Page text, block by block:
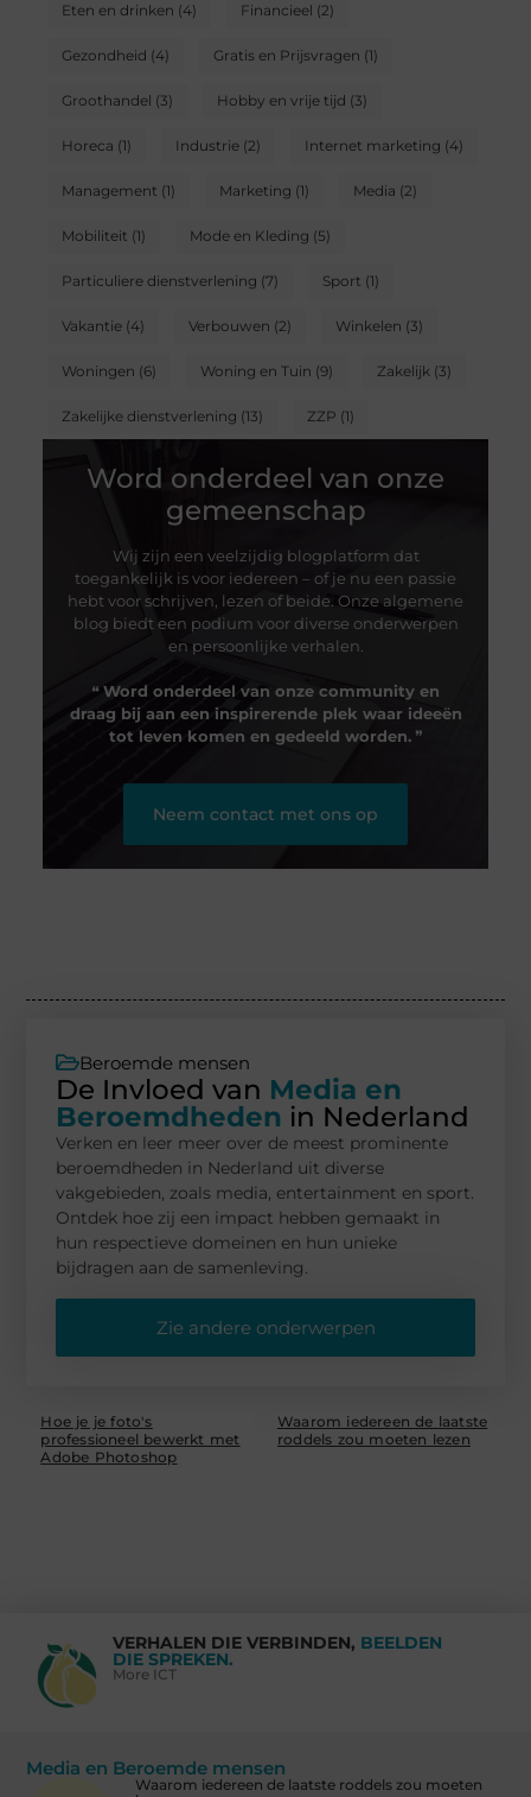
Eten en drinken (4) Financieel (2)
Gezondheid (4) Gratis en Prijsvragen (1)
Groothandel (3) Hobby en vrije tijd (3)
Horeca (1) Industrie(2) Internet marketing (4)
Management (1) Marketing (1) Media (2)
Mobiliteit (1) Mode en Kleding (5)
Particuliere dienstverlening (7) Sport (1)
Vakantie(4) Verbouwen (2) Winkelen (3)
Woningen (6) Woning en Tuin (9) Zakelijk(3)
Zakelijke dienstverlening (13) ZZP (1)
Word onderdeel van onze
gemeenschap
Wij zijn een veelzijdig blogplatform dat
toegankelijk is voor iedereen – of je nu een passie
hebt voor schrijven, lezen of beide. Onze algemene
blog biedt een podium voor diverse onderwerpen
en persoonlijke verhalen.
❝ Word onderdeel van onze community en
draag bij aan een inspirerende plek waar ideeën
tot leven komen en gedeeld worden.❞
Neem contact met ons op
Beroemde mensen
De Invloed van Media en
Beroemdheden in Nederland
Verken en leer meer over de meest prominente
beroemdheden in Nederland uit diverse
vakgebieden, zoals media, entertainment en sport.
Ontdek hoe zij een impact hebben gemaakt in
hun respectieve domeinen en hun unieke
bijdragen aan de samenleving.
Zie andere onderwerpen
Hoe je je foto's
professioneel bewerkt met
Adobe Photoshop
Waarom iedereen de laatste
roddels zou moeten lezen
VERHALEN DIE VERBINDEN, BEELDEN
DIE SPREKEN.
More ICT
Media en Beroemde mensen
Waarom iedereen de laatste roddels zou moeten